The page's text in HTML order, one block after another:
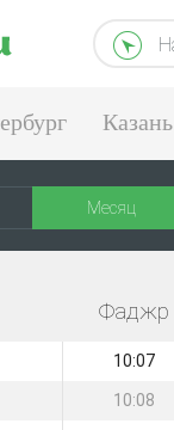
Казань
Месяц
Фаджр
10:07
10:08